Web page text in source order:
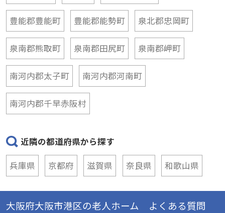
豊能郡豊能町 豊能郡能勢町 泉北郡忠岡町
泉南郡熊取町 泉南郡田尻町 泉南郡岬町
南河内郡太子町 南河内郡河南町
南河内郡千早赤阪村
近隣の都道府県から探す
兵庫県
京都府 滋賀県 奈良県 和歌山県
大阪府大阪市港区の老人ホーム よくある質問